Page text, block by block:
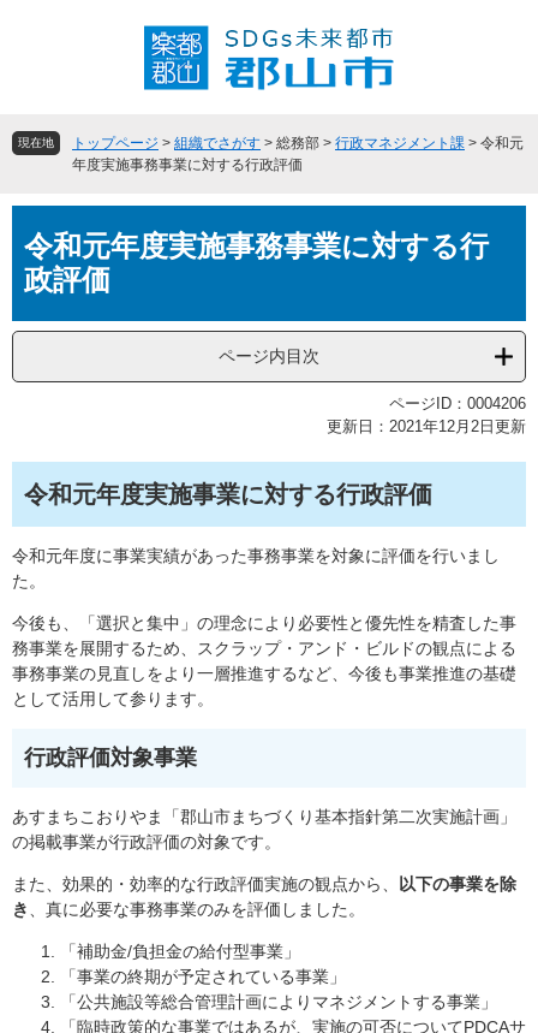
頭
飛現在地 トップページ > 組織でさがす > 総務部 > 行政マネジメント課 > 令和元
年度実施事務事業に対する行政評価
文令和元年度実施事務事業に対する行
政評価
ページ内目次
ページID：0004206
更新日：2021年12月2日更新
令和元年度実施事業に対する行政評価
令和元年度に事業実績があった事務事業を対象に評価を行いまし
た。
今後も、「選択と集中」の理念により必要性と優先性を精査した事
務事業を展開するため、スクラップ・アンド・ビルドの観点による
事務事業の見直しをより一層推進するなど、今後も事業推進の基礎
として活用して参ります。
行政評価対象事業
あすまちこおりやま「郡山市まちづくり基本指針第二次実施計画」
の掲載事業が行政評価の対象です。
また、効果的・効率的な行政評価実施の観点から、 以下の事業を除
き、真に必要な事務事業のみを評価しました。
「補助金/負担金の給付型事業」
「事業の終期が予定されている事業」
「公共施設等総合管理計画によりマネジメントする事業」
「臨時政策的な事業ではあるが、実施の可否についてPDCAサ